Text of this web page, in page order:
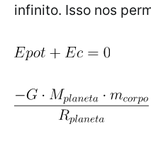
infinito. Isso nos